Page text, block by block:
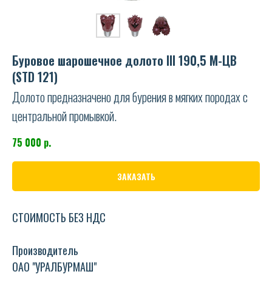
Буровое шарошечное долото III 190,5 М-ЦВ
(STD 121)
Долото предназначено для бурения в мягких породах с
центральной промывкой.
75 000 р.
ЗАКАЗАТЬ
СТОИМОСТЬ БЕЗ НДС
Производитель
ОАО "УРАЛБУРМАШ"